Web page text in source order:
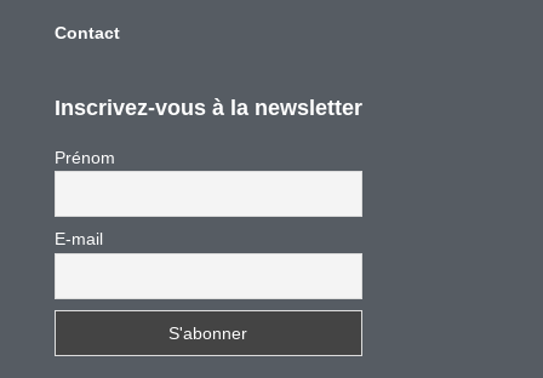
Contact
Inscrivez-vous à la newsletter
Prénom
E-mail